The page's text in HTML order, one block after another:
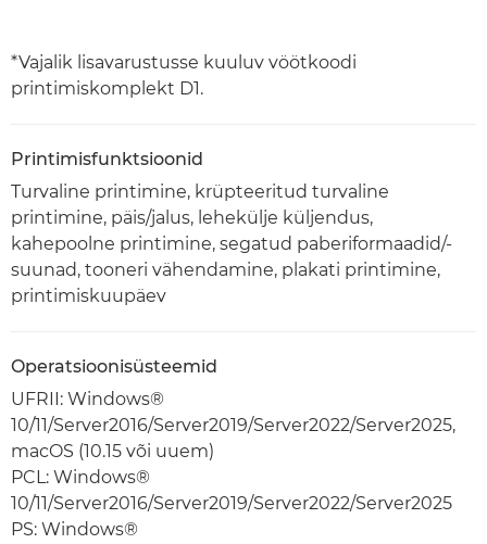
*Vajalik lisavarustusse kuuluv vöötkoodi
printimiskomplekt D1.
Printimisfunktsioonid
Turvaline printimine, krüpteeritud turvaline
printimine, päis/jalus, lehekülje küljendus,
kahepoolne printimine, segatud paberiformaadid/-
suunad, tooneri vähendamine, plakati printimine,
printimiskuupäev
Operatsioonisüsteemid
UFRII: Windows®
10/11/Server2016/Server2019/Server2022/Server2025,
macOS (10.15 või uuem)
PCL: Windows®
10/11/Server2016/Server2019/Server2022/Server2025
PS: Windows®